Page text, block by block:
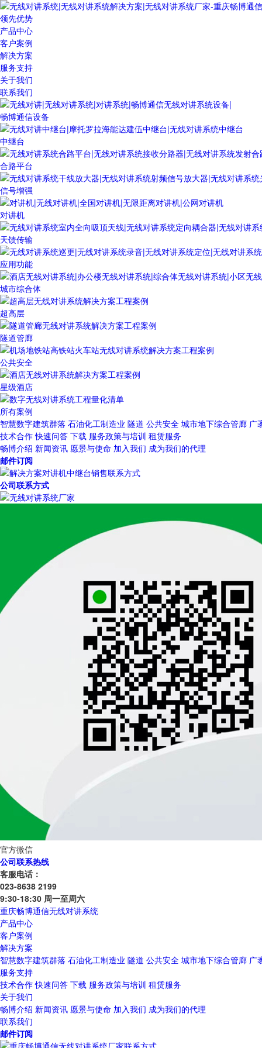
领先优势
产品中心
客户案例
解决方案
服务支持
关于我们
联系我们
畅博通信设备
中继台
合路平台
信号增强
对讲机
天馈传输
应用功能
城市综合体
超高层
隧道管廊
公共安全
星级酒店
所有案例
智慧数字建筑群落 石油化工制造业 隧道 公共安全 城市地下综合管廊 广
技术合作 快速问答 下载 服务政策与培训 租赁服务
畅博介绍 新闻资讯 愿景与使命 加入我们 成为我们的代理
邮件订阅
公司联系方式
官方微信
公司联系热线
客服电话：
023-8638 2199
9:30-18:30 周一至周六
重庆畅博通信无线对讲系统
产品中心
客户案例
解决方案
智慧数字建筑群落 石油化工制造业 隧道 公共安全 城市地下综合管廊 广
服务支持
技术合作 快速问答 下载 服务政策与培训 租赁服务
关于我们
畅博介绍 新闻资讯 愿景与使命 加入我们 成为我们的代理
联系我们
邮件订阅